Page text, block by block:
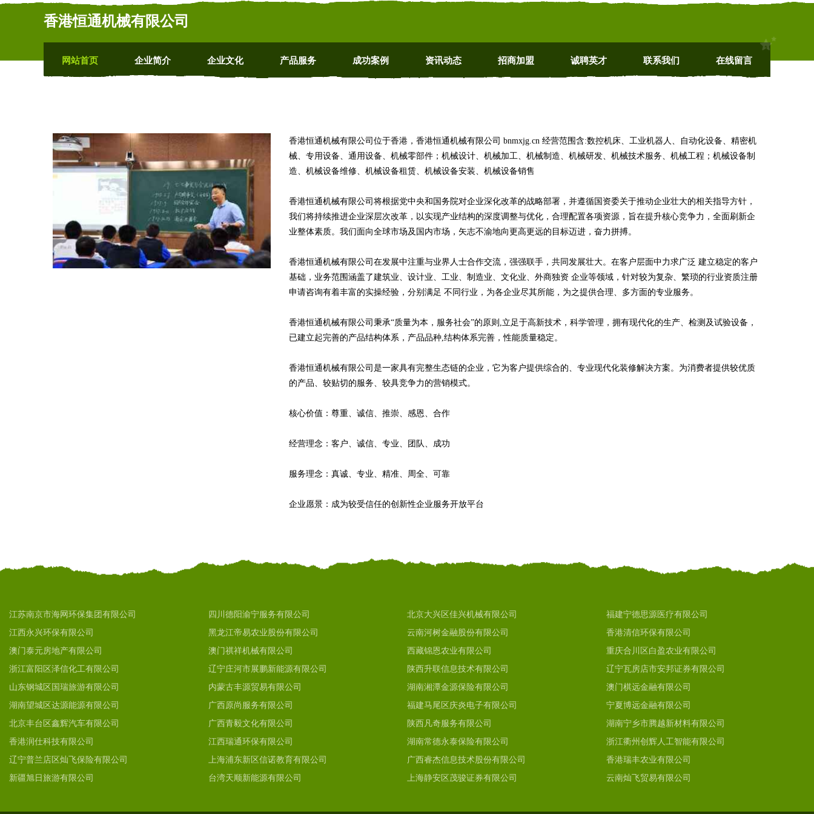
香港恒通机械有限公司
网站首页 企业简介 企业文化 产品服务 成功案例 资讯动态 招商加盟 诚聘英才 联系我们 在线留言
香港恒通机械有限公司位于香港，香港恒通机械有限公司 bnmxjg.cn 经营范围含:数控机床、工业机器人、自动化设备、精密机
械、专用设备、通用设备、机械零部件；机械设计、机械加工、机械制造、机械研发、机械技术服务、机械工程；机械设备制
造、机械设备维修、机械设备租赁、机械设备安装、机械设备销售
香港恒通机械有限公司将根据党中央和国务院对企业深化改革的战略部署，并遵循国资委关于推动企业壮大的相关指导方针，
我们将持续推进企业深层次改革，以实现产业结构的深度调整与优化，合理配置各项资源，旨在提升核心竞争力，全面刷新企
业整体素质。我们面向全球市场及国内市场，矢志不渝地向更高更远的目标迈进，奋力拼搏。
香港恒通机械有限公司在发展中注重与业界人士合作交流，强强联手，共同发展壮大。在客户层面中力求广泛 建立稳定的客户
基础，业务范围涵盖了建筑业、设计业、工业、制造业、文化业、外商独资 企业等领域，针对较为复杂、繁琐的行业资质注册
申请咨询有着丰富的实操经验，分别满足 不同行业，为各企业尽其所能，为之提供合理、多方面的专业服务。
香港恒通机械有限公司秉承“质量为本，服务社会”的原则,立足于高新技术，科学管理，拥有现代化的生产、检测及试验设备，
已建立起完善的产品结构体系，产品品种,结构体系完善，性能质量稳定。
香港恒通机械有限公司是一家具有完整生态链的企业，它为客户提供综合的、专业现代化装修解决方案。为消费者提供较优质
的产品、较贴切的服务、较具竞争力的营销模式。
核心价值：尊重、诚信、推崇、感恩、合作
经营理念：客户、诚信、专业、团队、成功
服务理念：真诚、专业、精准、周全、可靠
企业愿景：成为较受信任的创新性企业服务开放平台
江苏南京市海网环保集团有限公司 四川德阳渝宁服务有限公司 北京大兴区佳兴机械有限公司
福建宁德思源医疗有限公司
江西永兴环保有限公司
黑龙江帝易农业股份有限公司 云南河树金融股份有限公司
香港清信环保有限公司
澳门泰元房地产有限公司
澳门祺祥机械有限公司 西藏锦恩农业有限公司
重庆合川区白盈农业有限公司
浙江富阳区泽信化工有限公司
辽宁庄河市展鹏新能源有限公司 陕西升联信息技术有限公司
辽宁瓦房店市安邦证券有限公司
山东钢城区国瑞旅游有限公司
内蒙古丰源贸易有限公司 湖南湘潭金源保险有限公司
澳门棋远金融有限公司
湖南望城区达源能源有限公司
广西原尚服务有限公司 福建马尾区庆炎电子有限公司
宁夏博远金融有限公司
北京丰台区鑫辉汽车有限公司
广西青毅文化有限公司 陕西凡奇服务有限公司
湖南宁乡市腾越新材料有限公司
香港润仕科技有限公司
江西瑞通环保有限公司 湖南常德永泰保险有限公司
浙江衢州创辉人工智能有限公司
辽宁普兰店区灿飞保险有限公司
上海浦东新区信诺教育有限公司 广西睿杰信息技术股份有限公司
香港瑞丰农业有限公司
新疆旭日旅游有限公司
台湾天顺新能源有限公司 上海静安区茂骏证券有限公司 云南灿飞贸易有限公司